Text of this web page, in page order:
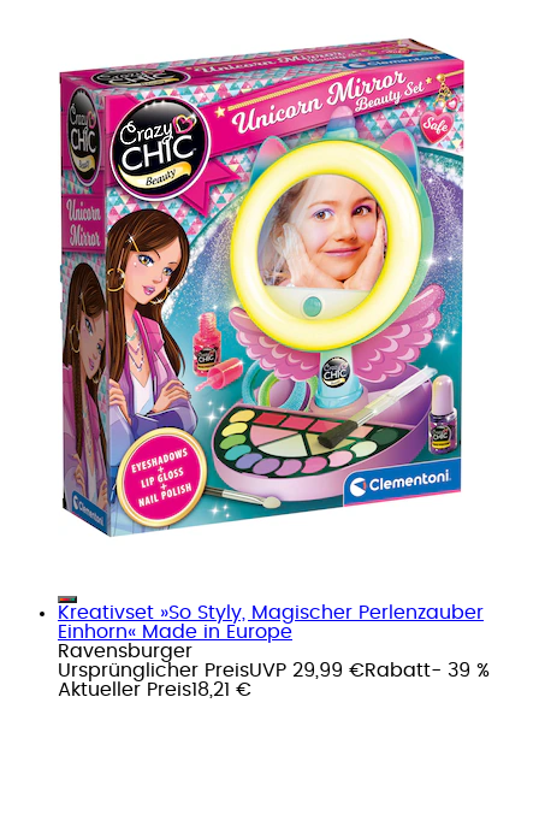
Kreativset »So Styly, Magischer Perlenzauber
Einhorn« Made in Europe
Ravensburger
Ursprünglicher PreisUVP 29,99 €Rabatt- 39 %
Aktueller Preis18,21 €